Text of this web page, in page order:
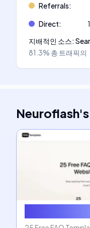
Referrals:
Direct:
지배적인 소스:
81.3% 총 트래픽의
Neuroflash's